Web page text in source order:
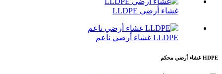
غشاء أرضي LLDPE
LLDPE غشاء أرضي ناعم
HDPE غشاء أرضي محكم